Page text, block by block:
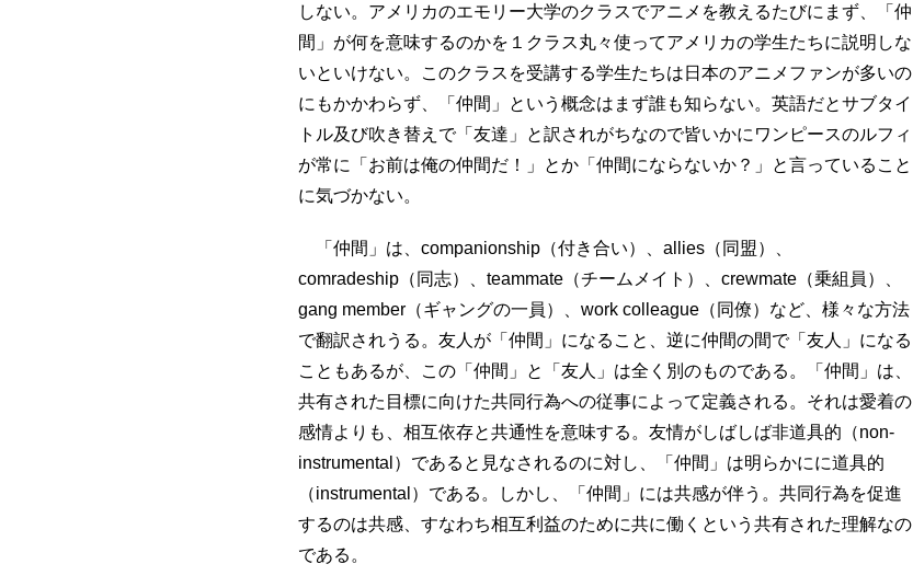
しない。アメリカのエモリー大学のクラスでアニメを教えるたびにまず、「仲
間」が何を意味するのかを１クラス丸々使ってアメリカの学生たちに説明しな
いといけない。このクラスを受講する学生たちは日本のアニメファンが多いの
にもかかわらず、「仲間」という概念はまず誰も知らない。英語だとサブタイ
トル及び吹き替えで「友達」と訳されがちなので皆いかにワンピースのルフィ
が常に「お前は俺の仲間だ！」とか「仲間にならないか？」と言っていること
に気づかない。
「仲間」は、companionship（付き合い）、allies（同盟）、
comradeship（同志）、teammate（チームメイト）、crewmate（乗組員）、
gang member（ギャングの一員）、work colleague（同僚）など、様々な方法
で翻訳されうる。友人が「仲間」になること、逆に仲間の間で「友人」になる
こともあるが、この「仲間」と「友人」は全く別のものである。「仲間」は、
共有された目標に向けた共同行為への従事によって定義される。それは愛着の
感情よりも、相互依存と共通性を意味する。友情がしばしば非道具的（non-
instrumental）であると見なされるのに対し、「仲間」は明らかにに道具的
（instrumental）である。しかし、「仲間」には共感が伴う。共同行為を促進
するのは共感、すなわち相互利益のために共に働くという共有された理解なの
である。